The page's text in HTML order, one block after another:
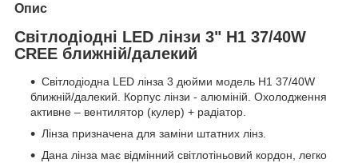
Опис
Світлодіодні LED лінзи 3" Н1 37/40W
CREE ближній/далекий
Світлодіодна LED лінза 3 дюйми модель Н1 37/40W
ближній/далекий. Корпус лінзи - алюміній. Охолодження
активне – вентилятор (кулер) + радіатор.
Лінза призначена для заміни штатних лінз.
Дана лінза має відмінний світлотіньовий кордон, легко